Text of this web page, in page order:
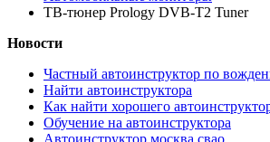
ТВ-тюнер Prology DVB-T2 Tuner
Новости
Частный автоинструктор по
Найти автоинструктора
Как найти хорошего
Обучение на автоинструктора
Автоинструктор москва свао